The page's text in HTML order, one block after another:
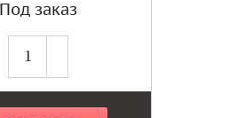
Под заказ